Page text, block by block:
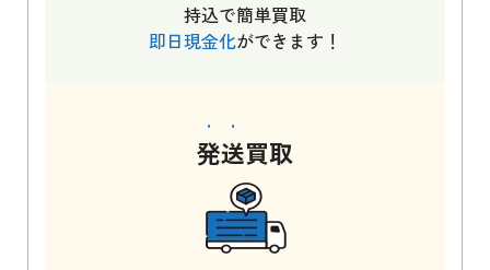
持込で簡単買取
即日現金化ができます！
発送買取